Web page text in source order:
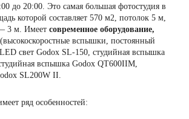
до 20:00. Это самая большая фотостудия в
которой составляет 570 м2, потолок 5 м,
3 м. Имеет современное оборудование,
(высокоскоростные вспышки, постоянный
свет Godox SL-150, студийная вспышка
вспышка Godox QT600IIM,
SL200W II.
ряд особенностей: